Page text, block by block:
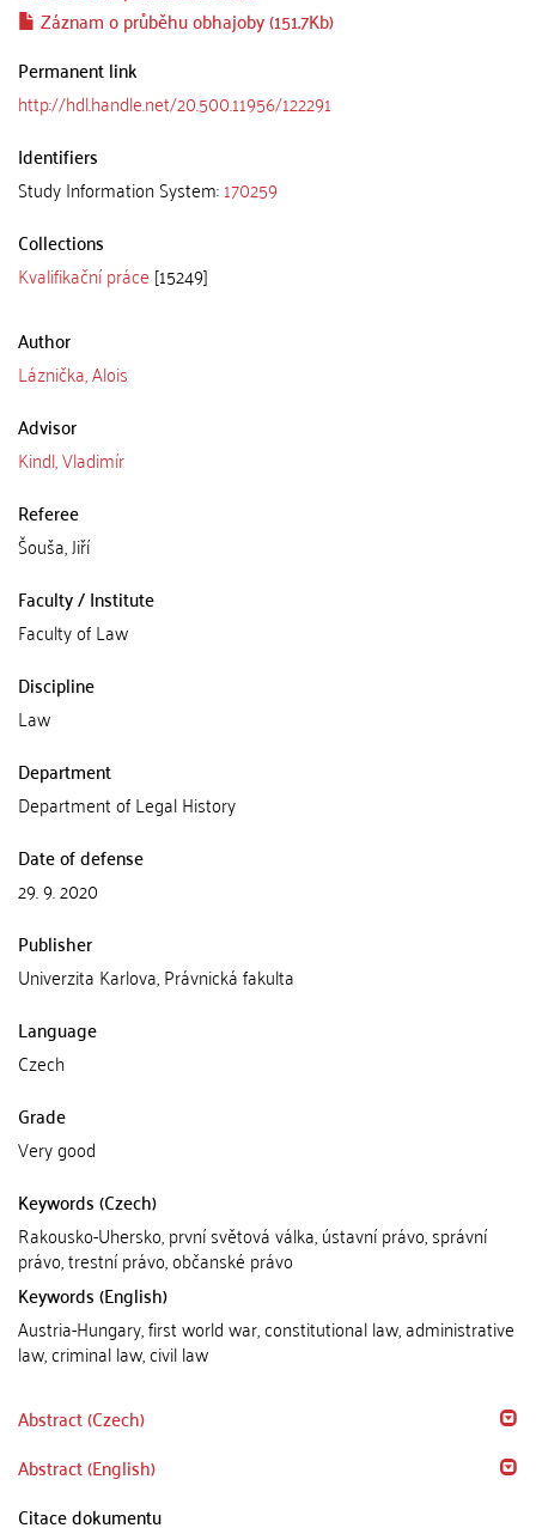
Záznam o průběhu obhajoby (151.7Kb)
Permanent link
http://hdl.handle.net/20.500.11956/122291
Identifiers
Study Information System:170259
Collections
Kvalifikační práce [15249]
Author
Láznička, Alois
Advisor
Kindl, Vladimír
Referee
Šouša, Jiří
Faculty / Institute
Faculty of Law
Discipline
Law
Department
Department of Legal History
Date of defense
29. 9. 2020
Publisher
Univerzita Karlova, Právnická fakulta
Language
Czech
Grade
Very good
Keywords (Czech)
Rakousko-Uhersko, první světová válka, ústavní právo, správní
právo, trestní právo, občanské právo
Keywords (English)
Austria-Hungary, first world war, constitutional law, administrative
law, criminal law, civil law
Abstract (Czech)
Abstract (English)
Citace dokumentu